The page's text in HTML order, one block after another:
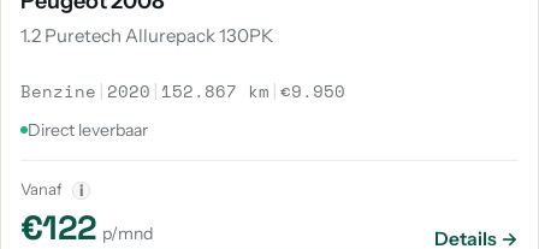
1.2 Puretech Allurepack 130PK
Benzine | 2020 | 152.867 km |€9.950
Direct leverbaar
Vanaf i
€122 p/mnd Details →